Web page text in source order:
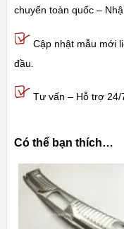
chuyển toàn quốc –
Cập nhật mẫu mới
đầu.
Tư vấn – Hỗ trợ 24/
Có thể bạn thích…